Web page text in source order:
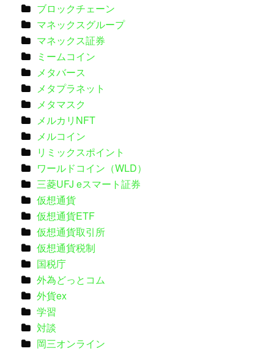
ブロックチェーン
マネックスグループ
マネックス証券
ミームコイン
メタバース
メタプラネット
メタマスク
メルカリNFT
メルコイン
リミックスポイント
ワールドコイン（WLD）
三菱UFJ eスマート証券
仮想通貨
仮想通貨ETF
仮想通貨取引所
仮想通貨税制
国税庁
外為どっとコム
外貨ex
学習
対談
岡三オンライン